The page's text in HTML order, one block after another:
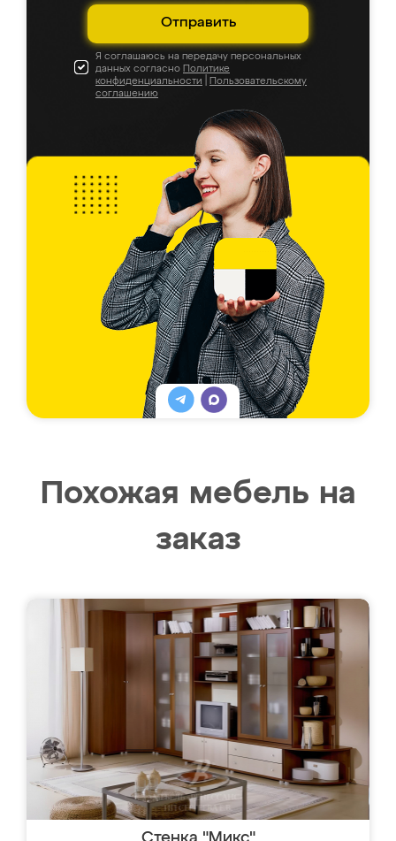
Отправить
Я соглашаюсь на передачу персональных
данных согласно Политике
конфиденциальности
Пользовательскому
соглашению
Похожая мебель на
заказ